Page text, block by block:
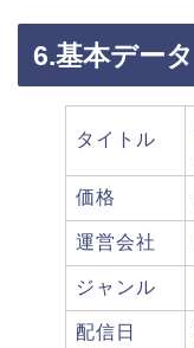
6.基本データ
タイトル
価格
運営会社
ジャンル
配信日